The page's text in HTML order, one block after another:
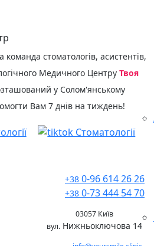
команда стоматологів, асистентів,
Медичного Центру Твоя
у Солом'янському
Вам 7 днів на тиждень!
+38 0-96 614 26 26
+38 0-73 444 54 70
03057 Київ
вул. Нижньоключова 14